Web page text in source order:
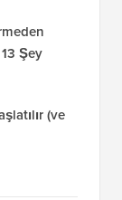
Şey
(ve